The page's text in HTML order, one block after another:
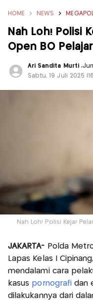
HOME NEWS
Nah Loh! Polisi
Open BO
Ari Sandita Murti ,
Sabtu, 19 Juli 2025
Nah Loh! Polisi Kejar
JAKARTA- Polda
Lapas Kelas I
mendalami cara
kasus pornografi dan
dilakukannya dari